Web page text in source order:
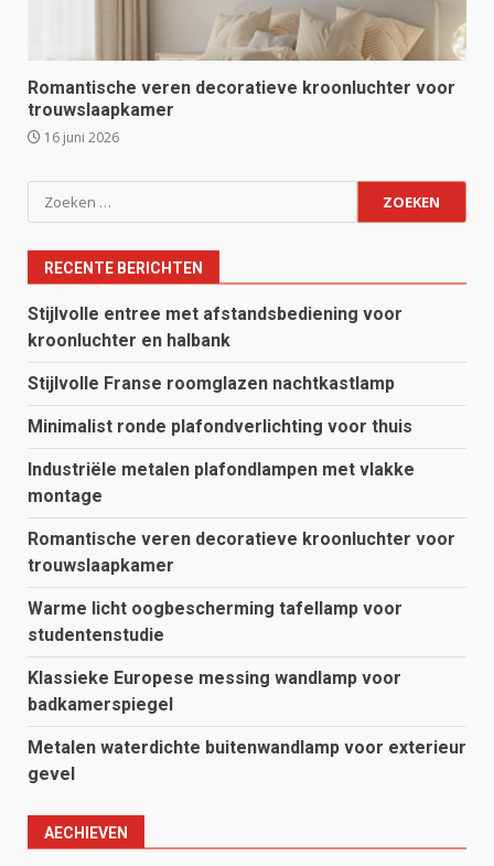
Romantische veren decoratieve kroonluchter voor
trouwslaapkamer
16 juni 2026
Zoeken
naar:
RECENTE BERICHTEN
Stijlvolle entree met afstandsbediening voor
kroonluchter en halbank
Stijlvolle Franse roomglazen nachtkastlamp
Minimalist ronde plafondverlichting voor thuis
Industriële metalen plafondlampen met vlakke
montage
Romantische veren decoratieve kroonluchter voor
trouwslaapkamer
Warme licht oogbescherming tafellamp voor
studentenstudie
Klassieke Europese messing wandlamp voor
badkamerspiegel
Metalen waterdichte buitenwandlamp voor exterieur
gevel
AECHIEVEN